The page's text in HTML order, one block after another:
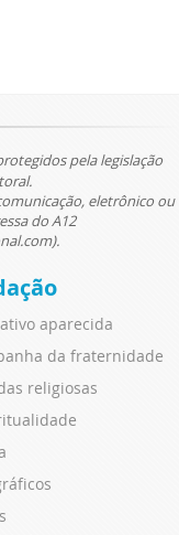
pela legislação
eletrônico ou
do A12
aparecida
da fraternidade
religiosas